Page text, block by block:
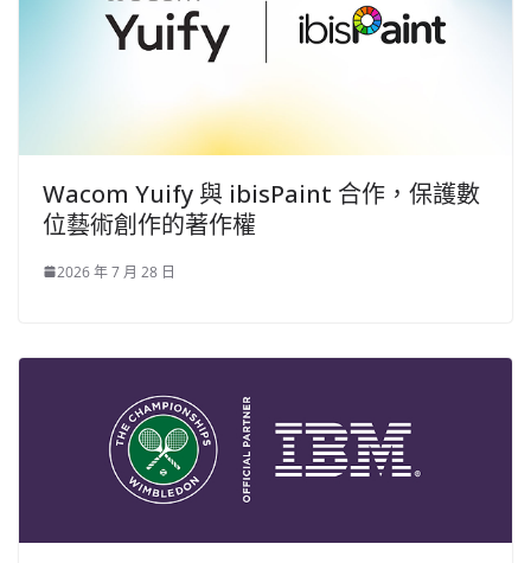
Wacom Yuify 與 ibisPaint 合作，保護數
位藝術創作的著作權
2026 年 7 月 28 日